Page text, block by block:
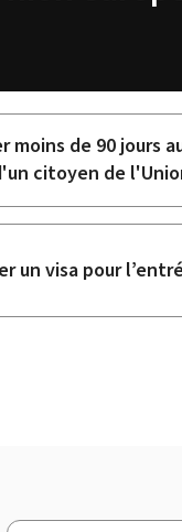
moins de 90 jours
citoyen de
un visa pour